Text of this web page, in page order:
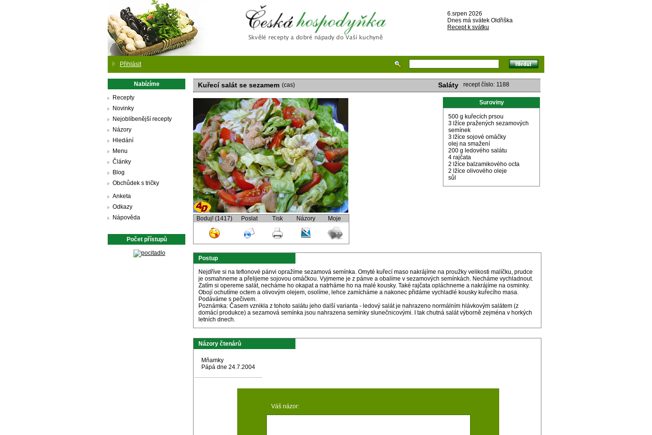
Česká hospodyňka
6.srpen 2026
Dnes má svátek Oldřiška
Recept k svátku
Přihlásit
Nabízíme
Recepty
Novinky
Nejoblíbenější recepty
Názory
Hledání
Menu
Články
Blog
Obchůdek s tričky
Anketa
Odkazy
Nápověda
Počet přístupů
Kuřecí salát se sezamem (cas) Saláty recept číslo: 1188
Boduj! (1417) Poslat Tisk Názory Moje
Suroviny
500 g kuřecích prsou
3 lžíce pražených sezamových
semínek
3 lžíce sojové omáčky
olej na smažení
200 g ledového salátu
4 rajčata
2 lžíce balzamikového octa
2 lžíce olivového oleje
sůl
Postup
Nejdříve si na teflonové pánvi opražíme sezamová semínka. Omyté kuřecí maso nakrájíme na proužky velikosti malíčku, prudce
je osmahneme a přelijeme sojovou omáčkou. Vyjmeme je z pánve a obalíme v sezamových semínkách. Necháme vychladnout.
Zatím si opereme salát, necháme ho okapat a natrháme ho na malé kousky. Také rajčata opláchneme a nakrájíme na osminky.
Obojí ochutíme octem a olivovým olejem, osolíme, lehce zamícháme a nakonec přidáme vychladlé kousky kuřecího masa.
Podáváme s pečivem.
Poznámka: Časem vznikla z tohoto salátu jeho další varianta - ledový salát je nahrazeno normálním hlávkovým salátem (z
domácí produkce) a sezamová semínka jsou nahrazena semínky slunečnicovými. I tak chutná salát výborně zejména v horkých
letních dnech.
Názory čtenárů
Mňamky
Pápá dne 24.7.2004
Váš názor: